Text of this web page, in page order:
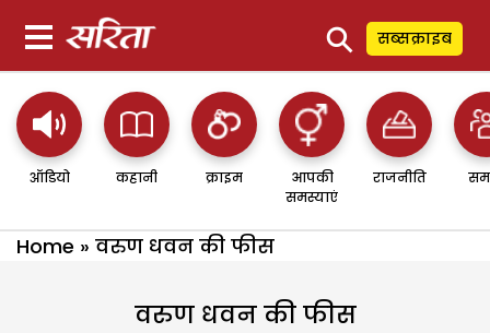
⚲ सब्सक्राइब
ऑडियो कहानी क्राइम
आपकी
समस्याएं
राजनीति
Home » वरुण धवन की फीस
वरुण धवन की फीस